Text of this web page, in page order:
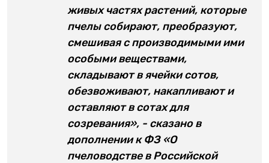
живых частях растений, которые
пчелы собирают, преобразуют,
смешивая с производимыми ими
особыми веществами,
складывают в ячейки сотов,
обезвоживают, накапливают и
оставляют в сотах для
созревания», - сказано в
дополнении к ФЗ «О
пчеловодстве в Российской